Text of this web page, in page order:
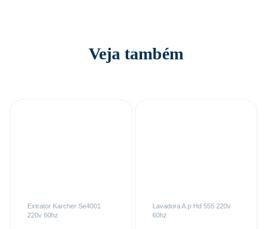
Veja também
Extrator Karcher Se4001
220v 60hz
Lavadora A.p Hd 555 220v
60hz